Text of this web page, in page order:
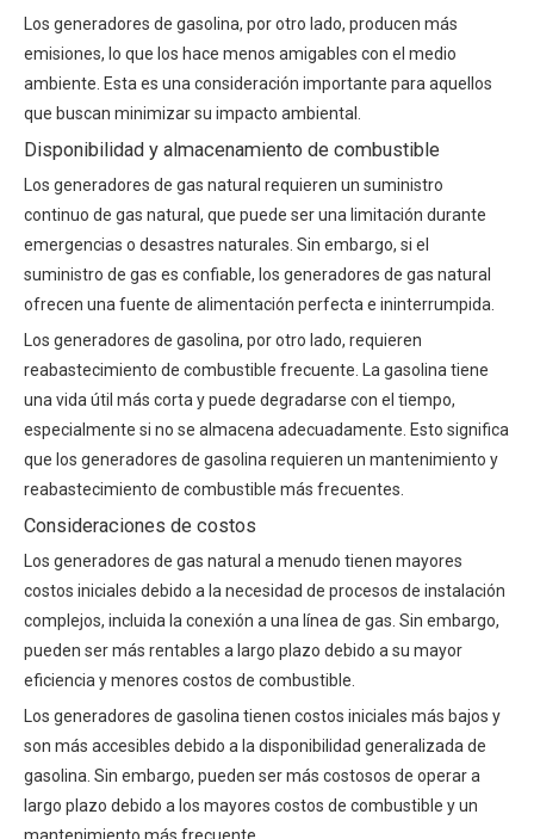
Los generadores de gasolina, por otro lado, producen más
emisiones, lo que los hace menos amigables con el medio
ambiente. Esta es una consideración importante para aquellos
que buscan minimizar su impacto ambiental.
Disponibilidad y almacenamiento de combustible
Los generadores de gas natural requieren un suministro
continuo de gas natural, que puede ser una limitación durante
emergencias o desastres naturales. Sin embargo, si el
suministro de gas es confiable, los generadores de gas natural
ofrecen una fuente de alimentación perfecta e ininterrumpida.
Los generadores de gasolina, por otro lado, requieren
reabastecimiento de combustible frecuente. La gasolina tiene
una vida útil más corta y puede degradarse con el tiempo,
especialmente si no se almacena adecuadamente. Esto significa
que los generadores de gasolina requieren un mantenimiento y
reabastecimiento de combustible más frecuentes.
Consideraciones de costos
Los generadores de gas natural a menudo tienen mayores
costos iniciales debido a la necesidad de procesos de instalación
complejos, incluida la conexión a una línea de gas. Sin embargo,
pueden ser más rentables a largo plazo debido a su mayor
eficiencia y menores costos de combustible.
Los generadores de gasolina tienen costos iniciales más bajos y
son más accesibles debido a la disponibilidad generalizada de
gasolina. Sin embargo, pueden ser más costosos de operar a
largo plazo debido a los mayores costos de combustible y un